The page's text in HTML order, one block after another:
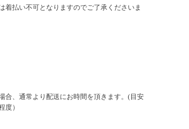
着払い不可となりますのでご了承くださいま
合、通常より配送にお時間を頂きます。(目安
度）